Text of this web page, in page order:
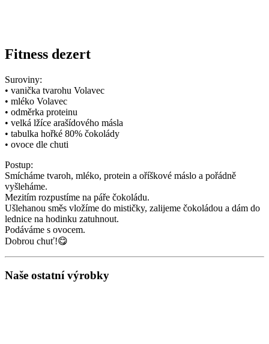
Fitness dezert
Suroviny:
• vanička tvarohu Volavec
• mléko Volavec
• odměrka proteinu
• velká lžíce arašídového másla
• tabulka hořké 80% čokolády
• ovoce dle chuti
Postup:
Smícháme tvaroh, mléko, protein a oříškové máslo a pořádně
vyšleháme.
Mezitím rozpustíme na páře čokoládu.
Ušlehanou směs vložíme do mističky, zalijeme čokoládou a dám do
lednice na hodinku zatuhnout.
Podáváme s ovocem.
Dobrou chuť!😋
Naše ostatní výrobky